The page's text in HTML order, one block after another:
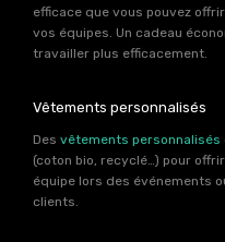
efficace que vous pouvez
vos équipes. Un cadeau
travailler plus efficacement.
Vêtements personnalisés
Des vêtements personnalisés
(coton bio, recyclé…) pour
équipe lors des événements
clients.